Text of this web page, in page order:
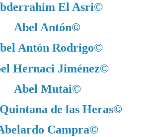
El Asri©
Abel Antón©
Antón Rodrigo©
Hernaci Jiménez©
Abel Mutai©
de las Heras©
Campra©